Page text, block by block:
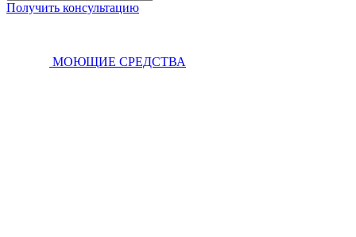
Получить консультацию
МОЮЩИЕ СРЕДСТВА